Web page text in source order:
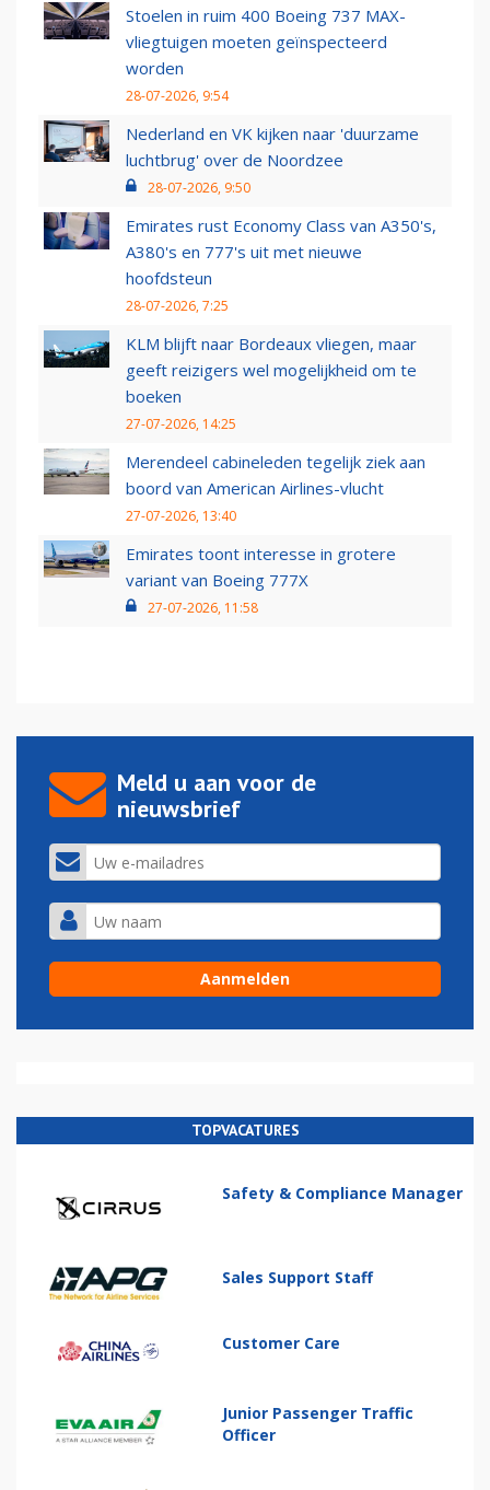
Stoelen in ruim 400 Boeing 737 MAX-
vliegtuigen moeten geïnspecteerd
worden
28-07-2026, 9:54
Nederland en VK kijken naar 'duurzame
luchtbrug' over de Noordzee
28-07-2026, 9:50
Emirates rust Economy Class van A350's,
A380's en 777's uit met nieuwe
hoofdsteun
28-07-2026, 7:25
KLM blijft naar Bordeaux vliegen, maar
geeft reizigers wel mogelijkheid om te
boeken
27-07-2026, 14:25
Merendeel cabineleden tegelijk ziek aan
boord van American Airlines-vlucht
27-07-2026, 13:40
Emirates toont interesse in grotere
variant van Boeing 777X
27-07-2026, 11:58
Meld u aan voor de
nieuwsbrief
TOPVACATURES
Safety & Compliance Manager
Sales Support Staff
Customer Care
Junior Passenger Traffic
Officer